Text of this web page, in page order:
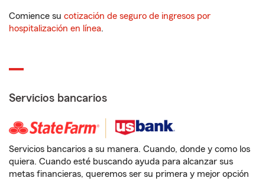
Comience su cotización de seguro de ingresos por
hospitalización en línea.
Servicios bancarios
Servicios bancarios a su manera. Cuando, donde y como los
quiera. Cuando esté buscando ayuda para alcanzar sus
metas financieras, queremos ser su primera y mejor opción